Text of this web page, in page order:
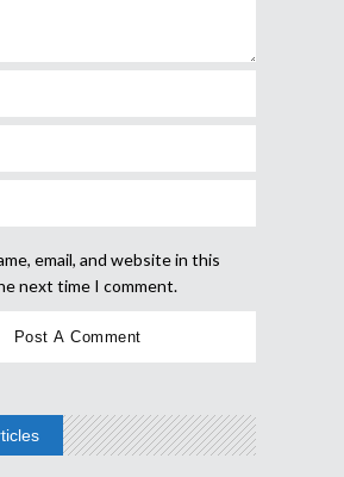
email, and website in this
next time I comment.